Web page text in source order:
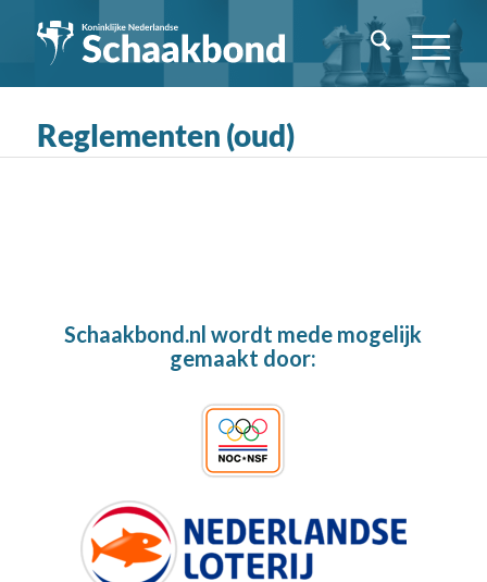
Reglementen (oud)
Schaakbond.nl wordt mede mogelijk
gemaakt door: